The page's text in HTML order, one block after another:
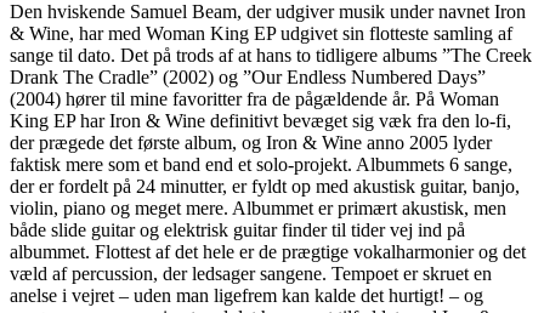
Den hviskende Samuel Beam, der udgiver musik under navnet Iron
& Wine, har med Woman King EP udgivet sin flotteste samling af
sange til dato. Det på trods af at hans to tidligere albums ”The Creek
Drank The Cradle” (2002) og ”Our Endless Numbered Days”
(2004) hører til mine favoritter fra de pågældende år. På Woman
King EP har Iron & Wine definitivt bevæget sig væk fra den lo-fi,
der prægede det første album, og Iron & Wine anno 2005 lyder
faktisk mere som et band end et solo-projekt. Albummets 6 sange,
der er fordelt på 24 minutter, er fyldt op med akustisk guitar, banjo,
violin, piano og meget mere. Albummet er primært akustisk, men
både slide guitar og elektrisk guitar finder til tider vej ind på
albummet. Flottest af det hele er de prægtige vokalharmonier og det
væld af percussion, der ledsager sangene. Tempoet er skruet en
anelse i vejret – uden man ligefrem kan kalde det hurtigt! – og